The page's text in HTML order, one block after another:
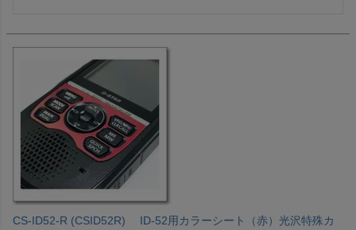
CS-ID52-R (CSID52R) ID-52用カラーシート（赤）光沢特殊カ